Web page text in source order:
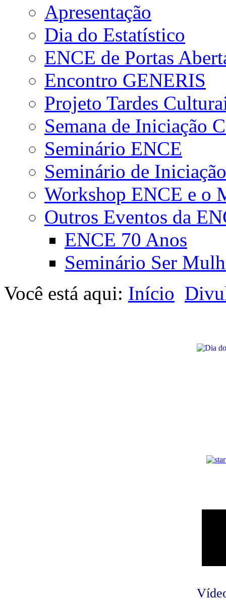
Apresentação
Dia do Estatístico
ENCE de Portas
Encontro GENERIS
Projeto Tardes
Semana de Iniciação
Seminário ENCE
Seminário de
Workshop ENCE e o
Outros Eventos da
ENCE 70 Anos
Seminário Ser
Você está aqui: Início